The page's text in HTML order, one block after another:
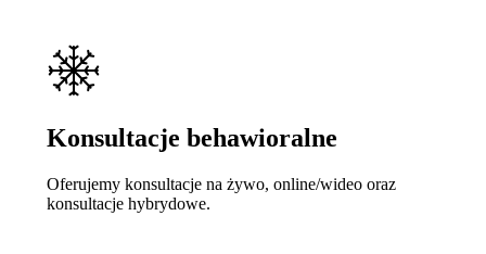
Konsultacje behawioralne
Oferujemy konsultacje na żywo, online/wideo oraz
konsultacje hybrydowe.